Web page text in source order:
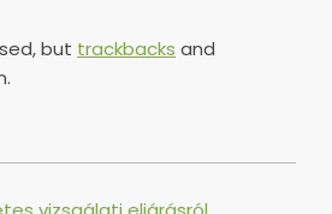
but trackbacks and